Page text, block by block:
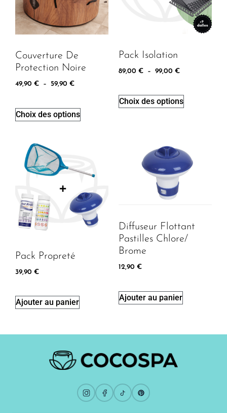
Couverture De
Protection Noire
49,90 € – 59,90 €
Choix des options
Pack Isolation
89,00 € – 99,00 €
Choix des options
Pack Propreté
39,90 €
Ajouter au panier
Diffuseur Flottant
Pastilles Chlore/
Brome
12,90 €
Ajouter au panier